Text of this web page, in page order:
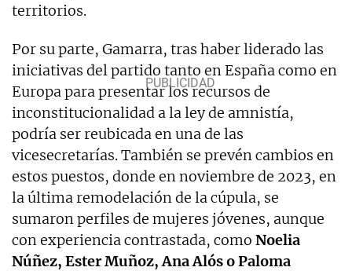
territorios.
Por su parte, Gamarra, tras haber liderado las
iniciativas del partido tanto en España como en
Europa para presentar los recursos de
inconstitucionalidad a la ley de amnistía,
podría ser reubicada en una de las
vicesecretarías. También se prevén cambios en
estos puestos, donde en noviembre de 2023, en
la última remodelación de la cúpula, se
sumaron perfiles de mujeres jóvenes, aunque
con experiencia contrastada, como Noelia
Núñez, Ester Muñoz, Ana Alós o Paloma